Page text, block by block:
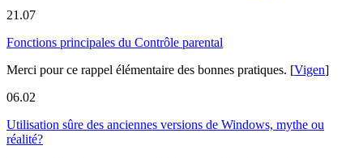
21.07
Fonctions principales du Contrôle parental
Merci pour ce rappel élémentaire des bonnes pratiques. [Vigen]
06.02
Utilisation sûre des anciennes versions de Windows, mythe ou
réalité?